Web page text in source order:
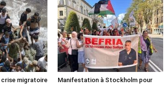
crise migratoire
Manifestation à Stockholm pour